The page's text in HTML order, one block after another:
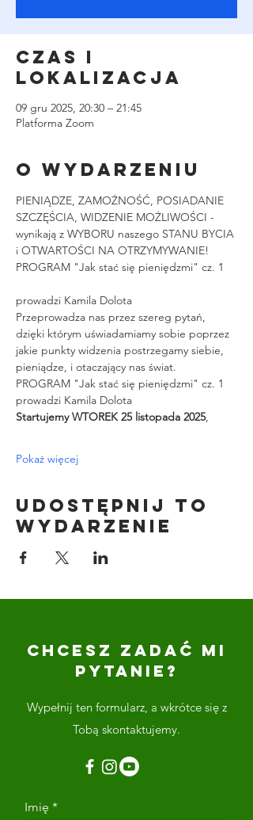
Czas i
lokalizacja
09 gru 2025, 20:30 – 21:45
Platforma Zoom
O wydarzeniu
PIENIĄDZE, ZAMOŻNOŚĆ, POSIADANIE
SZCZĘŚCIA, WIDZENIE MOŻLIWOŚCI -
wynikają z WYBORU naszego STANU BYCIA
i OTWARTOŚCI NA OTRZYMYWANIE!
PROGRAM "Jak stać się pieniędzmi" cz. 1
prowadzi Kamila Dolota
Przeprowadza nas przez szereg pytań,
dzięki którym uświadamiamy sobie poprzez
jakie punkty widzenia postrzegamy siebie,
pieniądze, i otaczający nas świat.
PROGRAM "Jak stać się pieniędzmi" cz. 1
prowadzi Kamila Dolota
Startujemy WTOREK 25 listopada 2025,
Pokaż więcej
Udostępnij to
wydarzenie
CHCESZ ZADAĆ MI
PYTANIE?
Wypełnij ten formularz, a wkrótce się z
Tobą skontaktujemy.
Imię